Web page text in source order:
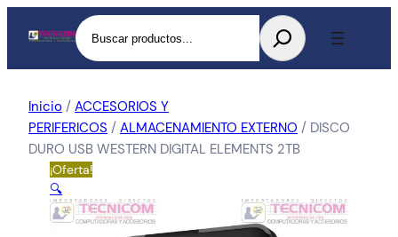
Buscar
Inicio / ACCESORIOS Y
PERIFERICOS / ALMACENAMIENTO EXTERNO / DISCO
DURO USB WESTERN DIGITAL ELEMENTS 2TB
¡Oferta!
🔍